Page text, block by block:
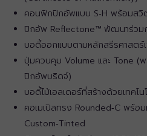
คอนฟิกปิกอัพแบบ S‑H พร้อมสวิ
ปิกอัพ Reflectone™ พัฒนาร่วม
บอดี้ออกแบบตามหลักสรีรศาสตร์
ปุ่มควบคุม Volume และ Tone (
ปิกอัพบริดจ์)
บอดี้ไม้เอลเดอร์ที่สร้างด้วยเทคโ
คอเมเปิลทรง Rounded‑C พร้อ
Custom‑Tinted